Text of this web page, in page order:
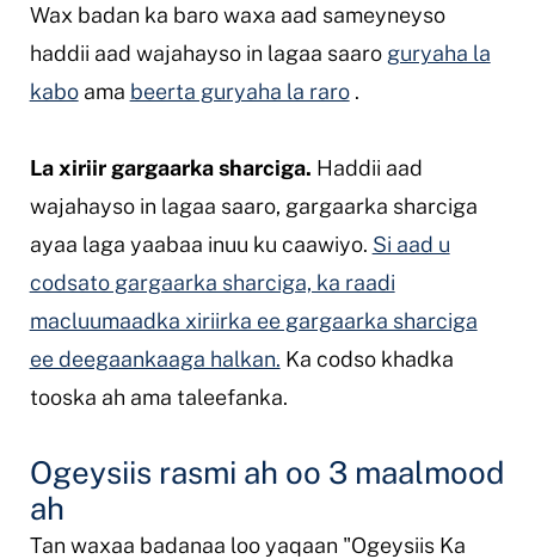
Wax badan ka baro waxa aad sameyneyso
haddii aad wajahayso in lagaa saaro guryaha la
kaboama beerta guryaha la raro.
La xiriir gargaarka sharciga. Haddii aad
wajahayso in lagaa saaro, gargaarka sharciga
ayaa laga yaabaa inuu ku caawiyo. Si aad u
codsato gargaarka sharciga, ka raadi
macluumaadka xiriirka ee gargaarka sharciga
ee deegaankaaga halkan. Ka codso khadka
tooska ah ama taleefanka.
Ogeysiis rasmi ah oo 3 maalmood
ah
Tan waxaa badanaa loo yaqaan "Ogeysiis Ka